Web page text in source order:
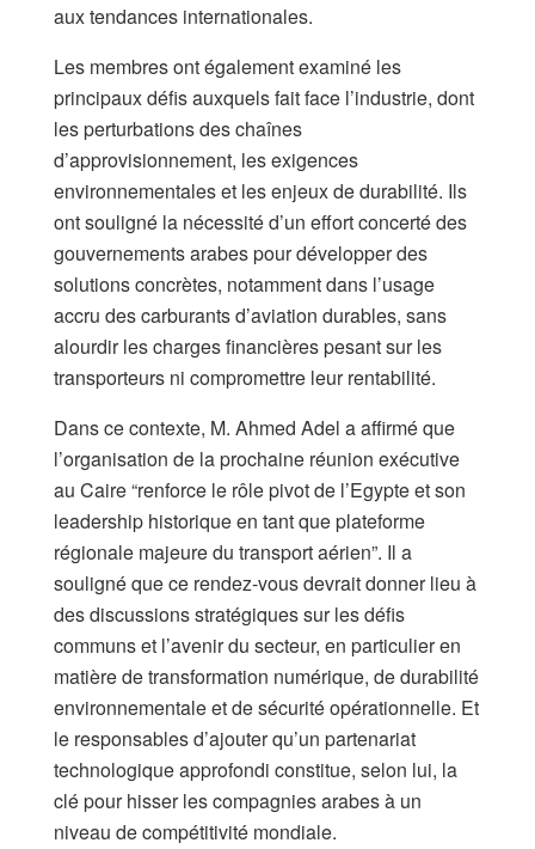
aux tendances internationales.
Les membres ont également examiné les
principaux défis auxquels fait face l’industrie, dont
les perturbations des chaînes
d’approvisionnement, les exigences
environnementales et les enjeux de durabilité. Ils
ont souligné la nécessité d’un effort concerté des
gouvernements arabes pour développer des
solutions concrètes, notamment dans l’usage
accru des carburants d’aviation durables, sans
alourdir les charges financières pesant sur les
transporteurs ni compromettre leur rentabilité.
Dans ce contexte, M. Ahmed Adel a affirmé que
l’organisation de la prochaine réunion exécutive
au Caire “renforce le rôle pivot de l’Egypte et son
leadership historique en tant que plateforme
régionale majeure du transport aérien”. Il a
souligné que ce rendez-vous devrait donner lieu à
des discussions stratégiques sur les défis
communs et l’avenir du secteur, en particulier en
matière de transformation numérique, de durabilité
environnementale et de sécurité opérationnelle. Et
le responsables d’ajouter qu’un partenariat
technologique approfondi constitue, selon lui, la
clé pour hisser les compagnies arabes à un
niveau de compétitivité mondiale.